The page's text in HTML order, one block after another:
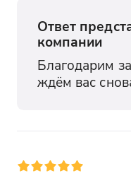
Ответ
компании
Благодарим
ждём вас